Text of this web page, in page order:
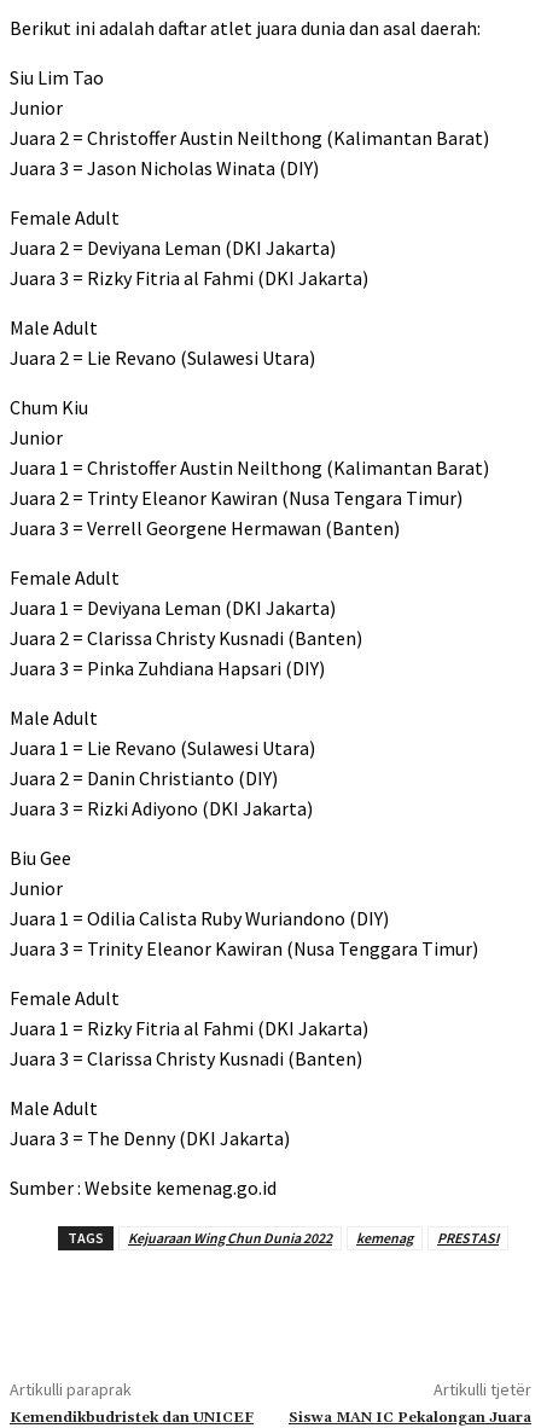
Berikut ini adalah daftar atlet juara dunia dan asal daerah:
Siu Lim Tao
Junior
Juara 2 = Christoffer Austin Neilthong (Kalimantan Barat)
Juara 3 = Jason Nicholas Winata (DIY)
Female Adult
Juara 2 = Deviyana Leman (DKI Jakarta)
Juara 3 = Rizky Fitria al Fahmi (DKI Jakarta)
Male Adult
Juara 2 = Lie Revano (Sulawesi Utara)
Chum Kiu
Junior
Juara 1 = Christoffer Austin Neilthong (Kalimantan Barat)
Juara 2 = Trinty Eleanor Kawiran (Nusa Tengara Timur)
Juara 3 = Verrell Georgene Hermawan (Banten)
Female Adult
Juara 1 = Deviyana Leman (DKI Jakarta)
Juara 2 = Clarissa Christy Kusnadi (Banten)
Juara 3 = Pinka Zuhdiana Hapsari (DIY)
Male Adult
Juara 1 = Lie Revano (Sulawesi Utara)
Juara 2 = Danin Christianto (DIY)
Juara 3 = Rizki Adiyono (DKI Jakarta)
Biu Gee
Junior
Juara 1 = Odilia Calista Ruby Wuriandono (DIY)
Juara 3 = Trinity Eleanor Kawiran (Nusa Tenggara Timur)
Female Adult
Juara 1 = Rizky Fitria al Fahmi (DKI Jakarta)
Juara 3 = Clarissa Christy Kusnadi (Banten)
Male Adult
Juara 3 = The Denny (DKI Jakarta)
Sumber : Website kemenag.go.id
TAGS Kejuaraan Wing Chun Dunia 2022 kemenag PRESTASI
Artikulli paraprak
Kemendikbudristek dan UNICEF
Artikulli tjetër
Siswa MAN IC Pekalongan Juara